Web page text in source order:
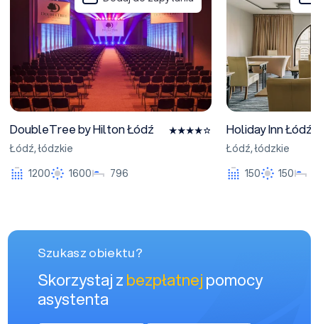
DoubleTree by Hilton Łódź
Łódź,łódzkie
1200
1600 796
Holiday Inn Łódź
Łódź,łódzkie
150
150
Szukasz obiektu?
Skorzystaj zbezpłatnejpomocy
asystenta